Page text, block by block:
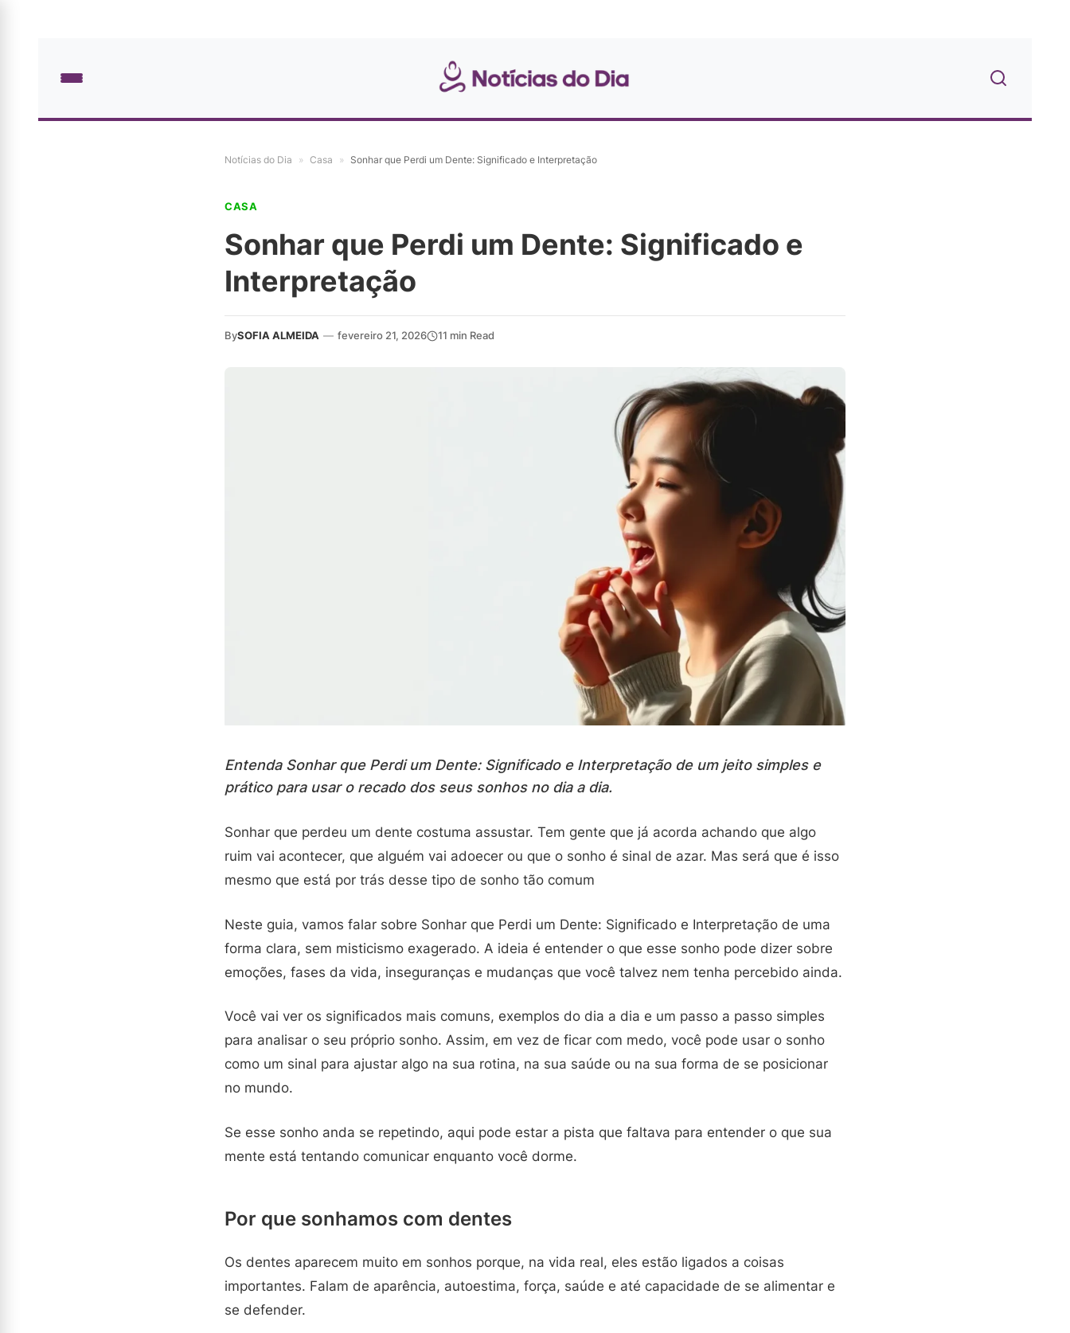
Notícias do Dia » Casa » Sonhar que Perdi um Dente: Significado e Interpretação
CASA
Sonhar que Perdi um Dente: Significado e
Interpretação
BySOFIA ALMEIDA — fevereiro 21, 2026 11 min Read
Entenda Sonhar que Perdi um Dente: Significado e Interpretação de um jeito simples e
prático para usar o recado dos seus sonhos no dia a dia.
Sonhar que perdeu um dente costuma assustar. Tem gente que já acorda achando que algo
ruim vai acontecer, que alguém vai adoecer ou que o sonho é sinal de azar. Mas será que é isso
mesmo que está por trás desse tipo de sonho tão comum
Neste guia, vamos falar sobre Sonhar que Perdi um Dente: Significado e Interpretação de uma
forma clara, sem misticismo exagerado. A ideia é entender o que esse sonho pode dizer sobre
emoções, fases da vida, inseguranças e mudanças que você talvez nem tenha percebido ainda.
Você vai ver os significados mais comuns, exemplos do dia a dia e um passo a passo simples
para analisar o seu próprio sonho. Assim, em vez de ficar com medo, você pode usar o sonho
como um sinal para ajustar algo na sua rotina, na sua saúde ou na sua forma de se posicionar
no mundo.
Se esse sonho anda se repetindo, aqui pode estar a pista que faltava para entender o que sua
mente está tentando comunicar enquanto você dorme.
Por que sonhamos com dentes
Os dentes aparecem muito em sonhos porque, na vida real, eles estão ligados a coisas
importantes. Falam de aparência, autoestima, força, saúde e até capacidade de se alimentar e
se defender.